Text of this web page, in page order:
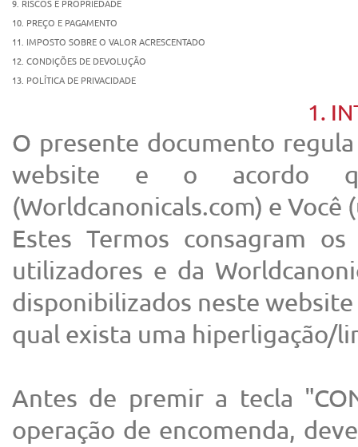
9. RISCOS E PROPRIEDADE
10. PREÇO E PAGAMENTO
11. IMPOSTO SOBRE O VALOR ACRESCENTADO
12. CONDIÇÕES DE DEVOLUÇÃO
13. POLÍTICA DE PRIVACIDADE
1.
O presente documento
website e o acordo
(Worldcanonicals.com) e Você
Estes Termos consagram
utilizadores e da
disponibilizados neste
qual exista uma hiperligação/
Antes de premir a tecla
operação de encomenda,